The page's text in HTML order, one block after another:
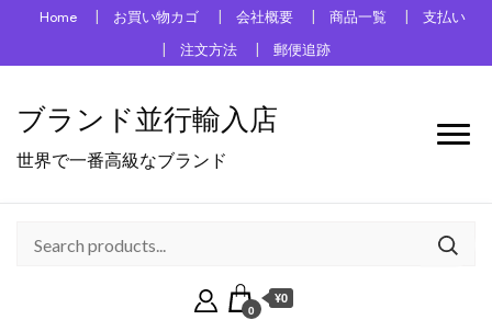
Home お買い物カゴ 会社概要 商品一覧
支払い
注文方法
郵便追跡
ブランド並行輸入店
世界で一番高級なブランド
0
¥0